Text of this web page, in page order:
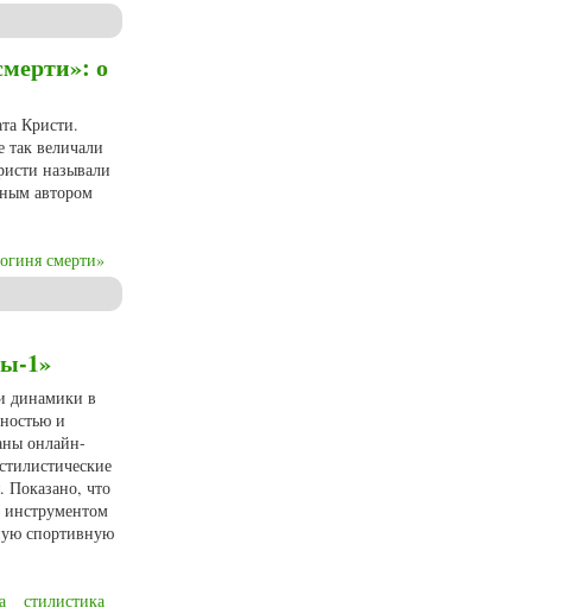
о
Кристи.
так величали
называли
автором
смерти»
1»
динамики в
и
онлайн-
Показано, что
инструментом
спортивную
стилистика